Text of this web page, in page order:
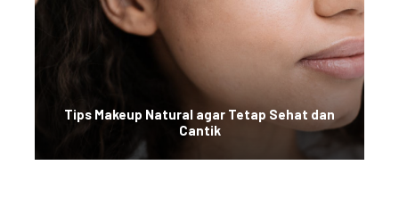
Tips Makeup Natural agar Tetap Sehat dan
Cantik